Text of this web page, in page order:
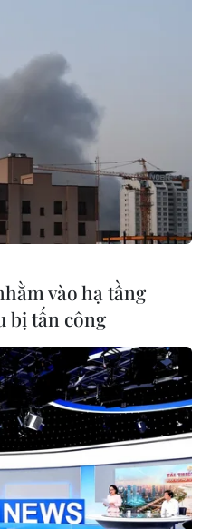
cúi đầu rời giải. (Nguồn:
(Vietnam+)
#AS Roma
#Daniele De Rossi
vào hạ tầng
bị tấn công